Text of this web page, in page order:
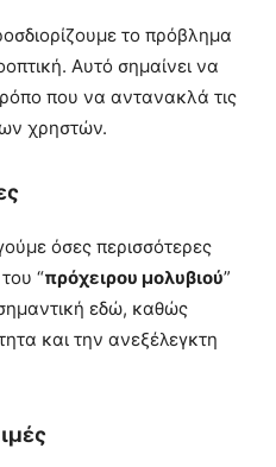
το πρόβλημα
Αυτό σημαίνει να
που να αντανακλά τις
χρηστών.
όσες περισσότερες
“πρόχειρου μολυβιού”
εδώ, καθώς
και την ανεξέλεγκτη